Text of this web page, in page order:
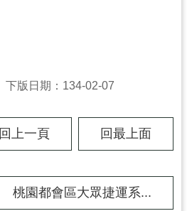
下版日期：134-02-07
回上一頁 回最上面
桃園都會區大眾捷運系...